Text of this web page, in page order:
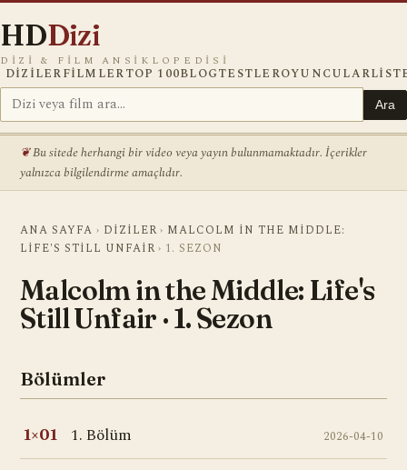
HDDizi
DIZI & FILM ANSIKLOPEDISI
DIZILERFILMLERTOP 100BLOGTESTLEROYUNCULAR
Ara
Bu sitede herhangi bir video veya yayın bulunmamaktadır. İçerikler
yalnızca bilgilendirme amaçlıdır.
ANA SAYFA › DIZILER › MALCOLM IN THE MIDDLE:
LIFE'S STILL UNFAIR › 1. SEZON
Malcolm in the Middle: Life's
Still Unfair · 1. Sezon
Bölümler
1×01 1. Bölüm 2026-04-10